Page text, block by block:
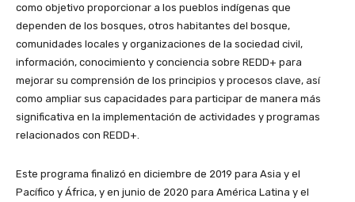
como objetivo proporcionar a los pueblos indígenas que
dependen de los bosques, otros habitantes del bosque,
comunidades locales y organizaciones de la sociedad civil,
información, conocimiento y conciencia sobre REDD+ para
mejorar su comprensión de los principios y procesos clave, así
como ampliar sus capacidades para participar de manera más
significativa en la implementación de actividades y programas
relacionados con REDD+.
Este programa finalizó en diciembre de 2019 para Asia y el
Pacífico y África, y en junio de 2020 para América Latina y el